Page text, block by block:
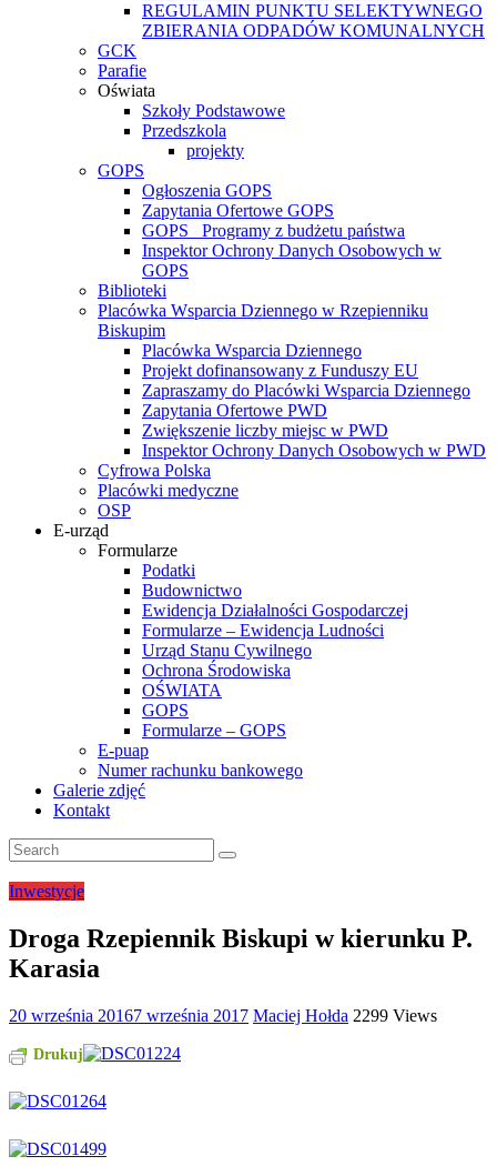
REGULAMIN PUNKTU SELEKTYWNEGO
ZBIERANIA ODPADÓW KOMUNALNYCH
GCK
Parafie
Oświata
Szkoły Podstawowe
Przedszkola
projekty
GOPS
Ogłoszenia GOPS
Zapytania Ofertowe GOPS
GOPS_ Programy z budżetu państwa
Inspektor Ochrony Danych Osobowych w
GOPS
Biblioteki
Placówka Wsparcia Dziennego w Rzepienniku
Biskupim
Placówka Wsparcia Dziennego
Projekt dofinansowany z Funduszy EU
Zapraszamy do Placówki Wsparcia Dziennego
Zapytania Ofertowe PWD
Zwiększenie liczby miejsc w PWD
Inspektor Ochrony Danych Osobowych w PWD
Cyfrowa Polska
Placówki medyczne
OSP
E-urząd
Formularze
Podatki
Budownictwo
Ewidencja Działalności Gospodarczej
Formularze – Ewidencja Ludności
Urząd Stanu Cywilnego
Ochrona Środowiska
OŚWIATA
GOPS
Formularze – GOPS
E-puap
Numer rachunku bankowego
Galerie zdjęć
Kontakt
Inwestycje
Droga Rzepiennik Biskupi w kierunku P.
Karasia
20 września 20167 września 2017 Maciej Hołda 2299 Views
Drukuj